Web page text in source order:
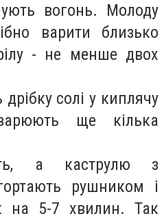
вогонь. Молоду
варити близько
- не менше двох
солі у киплячу
ще кілька
а каструлю з
рушником і
на 5-7 хвилин. Так